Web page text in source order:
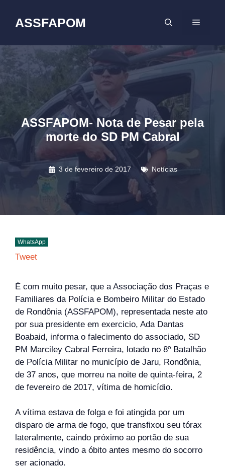
conteúdo
ASSFAPOM MENU
ASSFAPOM- Nota de Pesar pela
morte do SD PM Cabral
3 de fevereiro de 2017 Notícias
WhatsApp
Tweet
É com muito pesar, que a Associação dos Praças e
Familiares da Polícia e Bombeiro Militar do Estado
de Rondônia (ASSFAPOM), representada neste ato
por sua presidente em exercicio, Ada Dantas
Boabaid, informa o falecimento do associado, SD
PM Marciley Cabral Ferreira, lotado no 8º Batalhão
de Polícia Militar no município de Jaru, Rondônia,
de 37 anos, que morreu na noite de quinta-feira, 2
de fevereiro de 2017, vítima de homicídio.
A vítima estava de folga e foi atingida por um
disparo de arma de fogo, que transfixou seu tórax
lateralmente, caindo próximo ao portão de sua
residência, vindo a óbito antes mesmo do socorro
ser acionado.